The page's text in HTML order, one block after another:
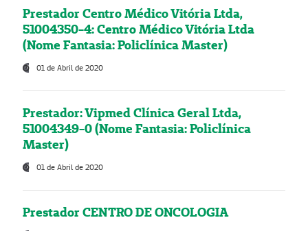
Prestador Centro Médico Vitória Ltda,
51004350-4: Centro Médico Vitória Ltda
(Nome Fantasia: Policlínica Master)
01 de Abril de 2020
Prestador: Vipmed Clínica Geral Ltda,
51004349-0 (Nome Fantasia: Policlínica
Master)
01 de Abril de 2020
Prestador CENTRO DE ONCOLOGIA